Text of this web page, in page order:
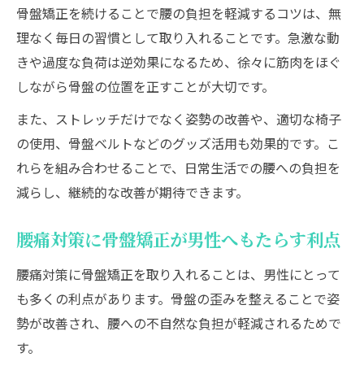
骨盤矯正を続けることで腰の負担を軽減するコツは、無
理なく毎日の習慣として取り入れることです。急激な動
きや過度な負荷は逆効果になるため、徐々に筋肉をほぐ
しながら骨盤の位置を正すことが大切です。
また、ストレッチだけでなく姿勢の改善や、適切な椅子
の使用、骨盤ベルトなどのグッズ活用も効果的です。こ
れらを組み合わせることで、日常生活での腰への負担を
減らし、継続的な改善が期待できます。
腰痛対策に骨盤矯正が男性へもたらす利点
腰痛対策に骨盤矯正を取り入れることは、男性にとって
も多くの利点があります。骨盤の歪みを整えることで姿
勢が改善され、腰への不自然な負担が軽減されるためで
す。